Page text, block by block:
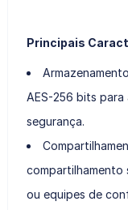
Principais
AES-256 bits para
segurança.
compartilhamento
ou equipes de